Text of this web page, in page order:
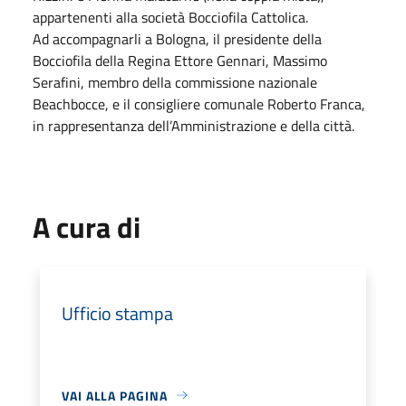
appartenenti alla società Bocciofila Cattolica.
Ad accompagnarli a Bologna, il presidente della
Bocciofila della Regina Ettore Gennari, Massimo
Serafini, membro della commissione nazionale
Beachbocce, e il consigliere comunale Roberto Franca,
in rappresentanza dell’Amministrazione e della città.
A cura di
Ufficio stampa
VAI ALLA PAGINA